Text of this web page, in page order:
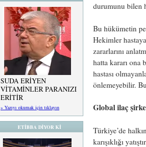
SUDA ERİYEN
VİTAMİNLER PARANIZI
ERİTİR
» Yazıyı okumak için tıklayın
ETİBBA DİYOR Kİ
durumunu bilen
Bu hükümetin
Hekimler
zararlarını
hatta kararı ona
hastası
önlemeyebilir.
Global ilaç
Türkiye’de
karışıklığı